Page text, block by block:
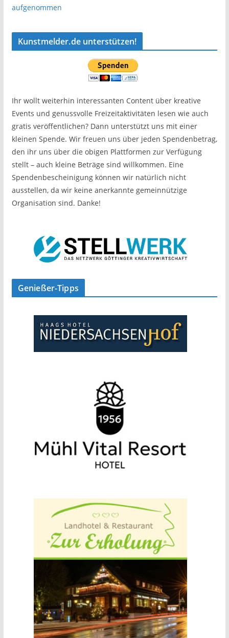
aufgenommen
Kunstmelder.de unterstützen!
Ihr wollt weiterhin interessanten Content über kreative
Events und genussvolle Freizeitaktivitäten lesen wie auch
gratis veröffentlichen? Dann unterstützt uns mit einer
kleinen Spende. Wir freuen uns über jeden Spendenbetrag,
den ihr uns über die obigen Plattformen zur Verfügung
stellt – auch kleine Beträge sind willkommen. Eine
Spendenbescheinigung können wir natürlich nicht
ausstellen, da wir keine anerkannte gemeinnützige
Organisation sind. Danke!
Genießer-Tipps